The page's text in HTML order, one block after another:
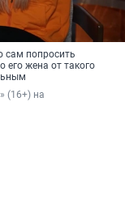
сам попросить
жена от такого
(16+) на